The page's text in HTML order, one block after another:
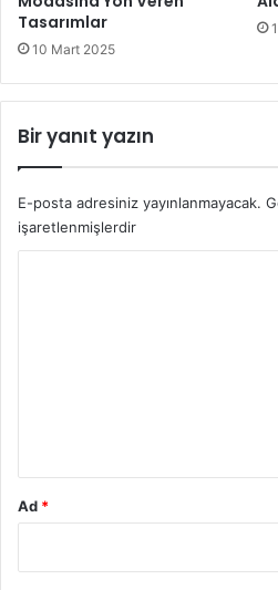
Tasarımlar
10 Mart 2025
Bir yanıt yazın
E-posta adresiniz yayınlanmayacak.
işaretlenmişlerdir
Ad *